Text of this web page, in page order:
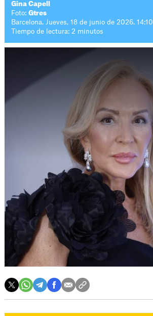
Gina Capell
Foto:Gtres
Barcelona. Jueves, 18 de junio de 2026. 14:10
Tiempo de lectura: 2 minutos